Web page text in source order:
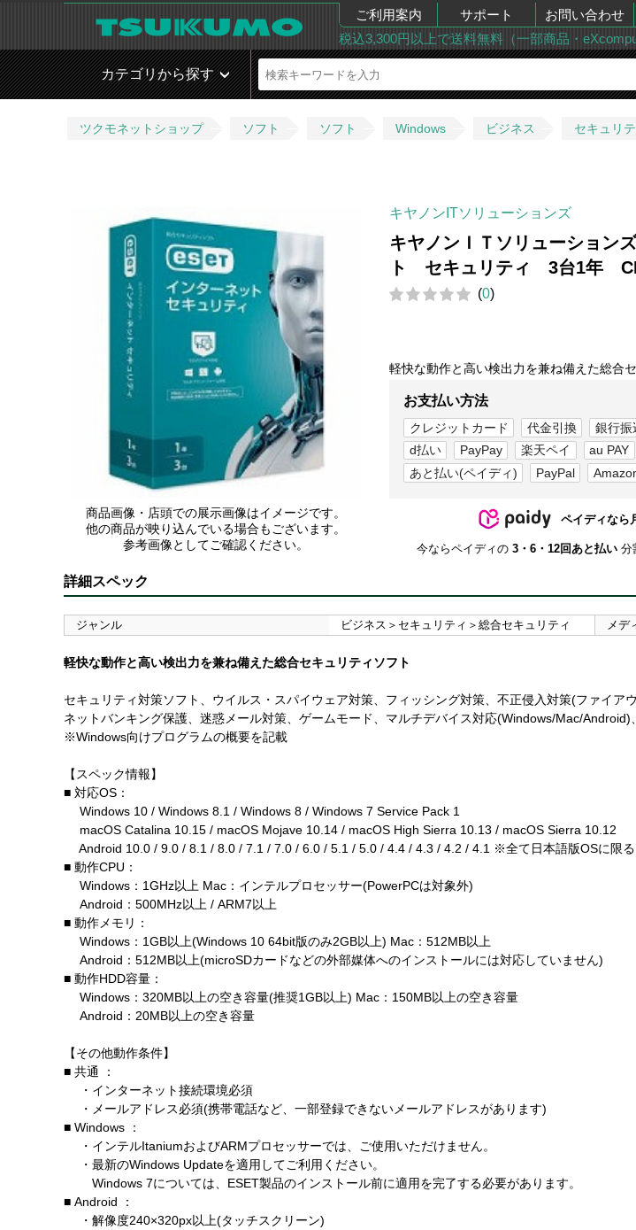
ご利用案内 サポート お問い合わせ
税込3,300円以上で送料無料（一部商品・
カテゴリから探す
ツクモネットショップ ソフト ソフト Windows ビジネス セキュリ
商品画像・店頭での展示画像はイメージです。
他の商品が映り込んでいる場合もございます。
参考画像としてご確認ください。
キヤノンITソリューションズ
キヤノンＩＴソリューショ
ト セキュリティ 3台1年
(0)
軽快な動作と高い検出力を兼ね備えた総合
お支払い方法
クレジットカード 代金引換 銀行振
d払い
PayPay 楽天ペイ au PAY
あと払い(ペイディ)
PayPal
ペイディなら
今ならペイディの 3・6・12回あと払い 分
詳細スペック
ジャンル ビジネス＞セキュリティ＞総合セキュリティ メデ
軽快な動作と高い検出力を兼ね備えた総合セキュリティソフト
セキュリティ対策ソフト、ウイルス・スパイウェア対策、フィッシング対策、不正侵入対策(ファイ
ネットバンキング保護、迷惑メール対策、ゲームモード、マルチデバイス対応(Windows/Mac/Android)
※Windows向けプログラムの概要を記載
【スペック情報】
■ 対応OS：
Windows 10 / Windows 8.1 / Windows 8 / Windows 7 Service Pack 1
macOS Catalina 10.15 / macOS Mojave 10.14 / macOS High Sierra 10.13 / macOS Sierra 10.12
Android 10.0 / 9.0 / 8.1 / 8.0 / 7.1 / 7.0 / 6.0 / 5.1 / 5.0 / 4.4 / 4.3 / 4.2 / 4.1 ※全て日本語版OSに限る
■ 動作CPU：
Windows：1GHz以上 Mac：インテルプロセッサー(PowerPCは対象外)
Android：500MHz以上 / ARM7以上
■ 動作メモリ：
Windows：1GB以上(Windows 10 64bit版のみ2GB以上) Mac：512MB以上
Android：512MB以上(microSDカードなどの外部媒体へのインストールには対応していません)
■ 動作HDD容量：
Windows：320MB以上の空き容量(推奨1GB以上) Mac：150MB以上の空き容量
Android：20MB以上の空き容量
【その他動作条件】
■ 共通 ：
・インターネット接続環境必須
・メールアドレス必須(携帯電話など、一部登録できないメールアドレスがあります)
■ Windows ：
・インテルItaniumおよびARMプロセッサーでは、ご使用いただけません。
・最新のWindows Updateを適用してご利用ください。
Windows 7については、ESET製品のインストール前に適用を完了する必要があります。
■ Android ：
・解像度240×320px以上(タッチスクリーン)